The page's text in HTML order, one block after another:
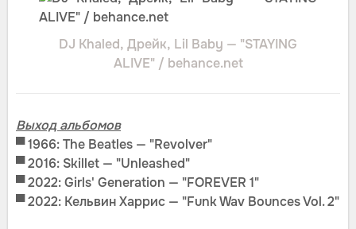
DJ Khaled, Дрейк, Lil Baby — "STAYING
ALIVE" / behance.net
Выход альбомов
▀1966: The Beatles — "Revolver"
▀2016: Skillet — "Unleashed"
▀2022: Girls' Generation — "FOREVER 1"
▀2022: Кельвин Харрис — "Funk Wav Bounces Vol. 2"